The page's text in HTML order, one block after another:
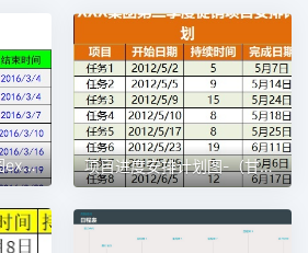
项目进度计划图1甘特图excel模板 项目进度安排计划图-（甘特图）1甘特图excel模板